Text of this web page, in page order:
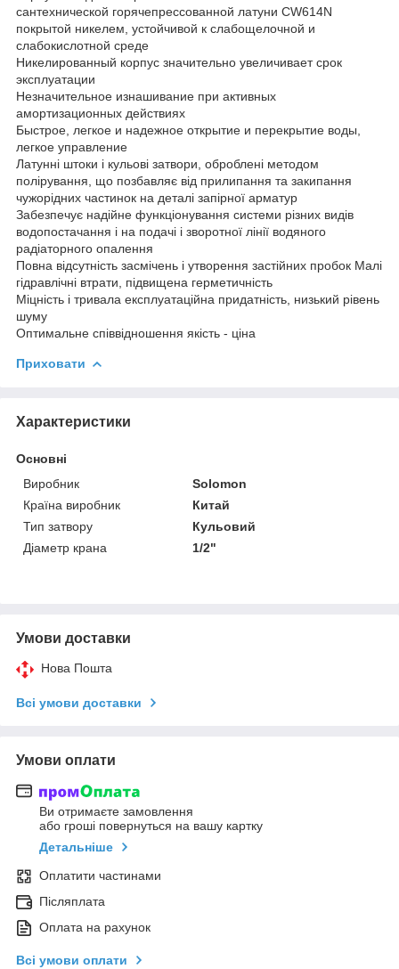
сантехнической горячепрессованной латуни CW614N
покрытой никелем, устойчивой к слабощелочной и
слабокислотной среде
Никелированный корпус значительно увеличивает срок
эксплуатации
Незначительное изнашивание при активных
амортизационных действиях
Быстрое, легкое и надежное открытие и перекрытие воды,
легкое управление
Латунні штоки і кульові затвори, оброблені методом
полірування, що позбавляє від прилипання та закипання
чужорідних частинок на деталі запірної арматур
Забезпечує надійне функціонування системи різних видів
водопостачання і на подачі і зворотної лінії водяного
радіаторного опалення
Повна відсутність засмічень і утворення застійних пробок Малі
гідравлічні втрати, підвищена герметичність
Міцність і тривала експлуатаційна придатність, низький рівень
шуму
Оптимальне співвідношення якість - ціна
Приховати
Характеристики
Основні
Виробник
Solomon
Країна виробник
Китай
Тип затвору
Кульовий
Діаметр крана
1/2"
Умови доставки
Нова Пошта
Всі умови доставки
Умови оплати
Ви отримаєте замовлення
або гроші повернуться на вашу картку
Детальніше
Оплатити частинами
Післяплата
Оплата на рахунок
Всі умови оплати